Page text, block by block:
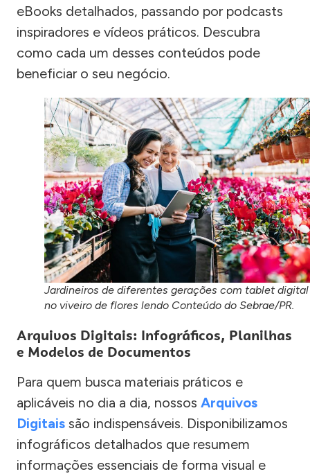
eBooks detalhados, passando por podcasts
inspiradores e vídeos práticos. Descubra
como cada um desses conteúdos pode
beneficiar o seu negócio.
Jardineiros de diferentes gerações com tablet digital
no viveiro de flores lendo Conteúdo do Sebrae/PR.
Arquivos Digitais: Infográficos, Planilhas
e Modelos de Documentos
Para quem busca materiais práticos e
aplicáveis no dia a dia, nossos Arquivos
Digitais são indispensáveis. Disponibilizamos
infográficos detalhados que resumem
informações essenciais de forma visual e